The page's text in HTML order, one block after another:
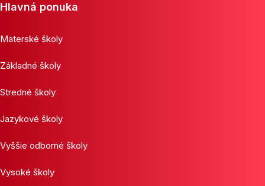
Hlavná ponuka
Materské školy
Základné školy
Stredné školy
Jazykové školy
Vyššie odborné školy
Vysoké školy